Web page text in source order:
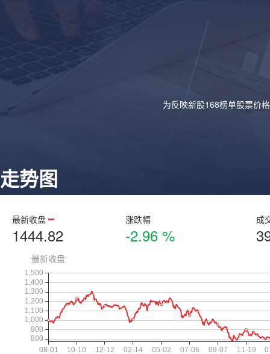
为反映新股168榜单股票价
走势图
最新收盘
1444.82
涨跌幅
-2.96 %
成